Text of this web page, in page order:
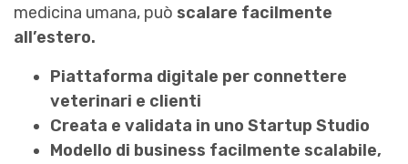
medicina umana, può scalare facilmente
all’estero.
Piattaforma digitale per connettere
veterinari e clienti
Creata e validata in uno Startup Studio
Modello di business facilmente scalabile,